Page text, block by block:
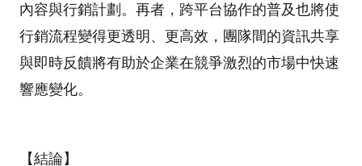
內容與行銷計劃。再者，跨平台協作的普及也將使
行銷流程變得更透明、更高效，團隊間的資訊共享
與即時反饋將有助於企業在競爭激烈的市場中快速
響應變化。
【結論】